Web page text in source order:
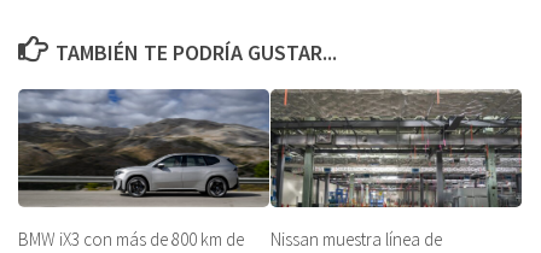
TAMBIÉN TE PODRÍA GUSTAR...
BMW iX3 con más de 800 km de
Nissan muestra línea de